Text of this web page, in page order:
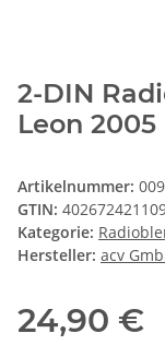
2-DIN
Leon
Artikelnummer:
GTIN:
Kategorie:
Hersteller: acv
24,90 €